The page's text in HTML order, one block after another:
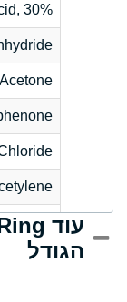
30%
Acetone
Acid
הגודל